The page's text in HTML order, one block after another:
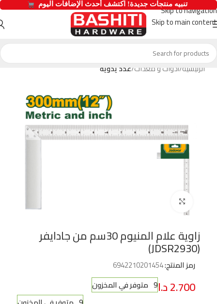
Skip to navigation
Skip to main content
الرئيسية أدوات و معدات عدد يدوية
زاوية علام المنيوم 30سم من جادايفر
(JDSR2930)
رمز المنتج:6942210201454
2.700د.ا9 متوفر في المخزون
  تنبيه منتجات جديدة! اكتشف أحدث الإضافات اليوم